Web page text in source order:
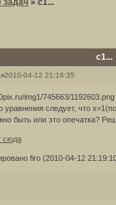
задач »c1...
c1...
2010-04-12 21:16:35
уравнения следует, что
быть или это опечатка?
сюда
firo (2010-04-12